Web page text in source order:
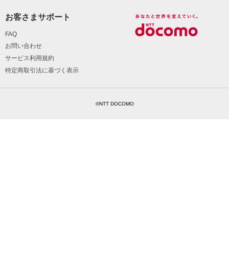
お客さまサポート
FAQ
お問い合わせ
サービス利用規約
特定商取引法に基づく表示
©NTT DOCOMO